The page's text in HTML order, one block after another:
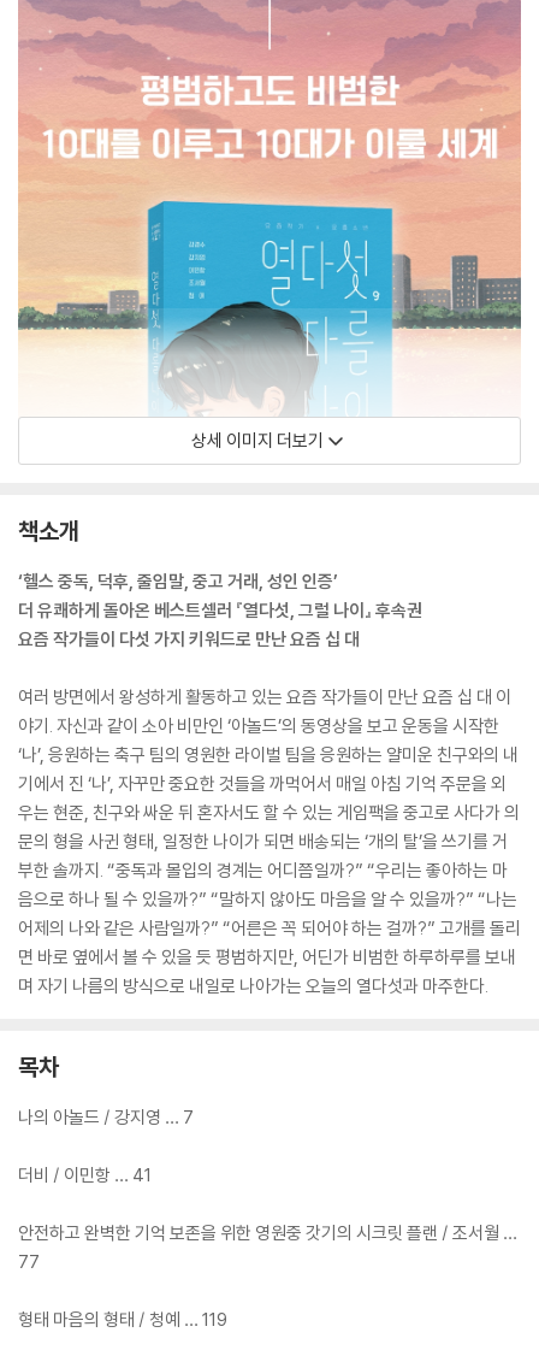
상세 이미지 더보기
책소개
‘헬스 중독, 덕후, 줄임말, 중고 거래, 성인 인증’
더 유쾌하게 돌아온 베스트셀러 『열다섯, 그럴 나이』 후속권
요즘 작가들이 다섯 가지 키워드로 만난 요즘 십 대
여러 방면에서 왕성하게 활동하고 있는 요즘 작가들이 만난 요즘 십 대 이
야기. 자신과 같이 소아 비만인 ‘아놀드’의 동영상을 보고 운동을 시작한
‘나’, 응원하는 축구 팀의 영원한 라이벌 팀을 응원하는 얄미운 친구와의 내
기에서 진 ‘나’, 자꾸만 중요한 것들을 까먹어서 매일 아침 기억 주문을 외
우는 현준, 친구와 싸운 뒤 혼자서도 할 수 있는 게임팩을 중고로 사다가 의
문의 형을 사귄 형태, 일정한 나이가 되면 배송되는 ‘개의 탈’을 쓰기를 거
부한 솔까지. “중독과 몰입의 경계는 어디쯤일까?” “우리는 좋아하는 마
음으로 하나 될 수 있을까?” “말하지 않아도 마음을 알 수 있을까?” “나는
어제의 나와 같은 사람일까?” “어른은 꼭 되어야 하는 걸까?” 고개를 돌리
면 바로 옆에서 볼 수 있을 듯 평범하지만, 어딘가 비범한 하루하루를 보내
며 자기 나름의 방식으로 내일로 나아가는 오늘의 열다섯과 마주한다.
목차
나의 아놀드 / 강지영 … 7
더비 / 이민항 … 41
안전하고 완벽한 기억 보존을 위한 영원중 갓기의 시크릿 플랜 / 조서월 …
77
형태 마음의 형태 / 청예 … 119